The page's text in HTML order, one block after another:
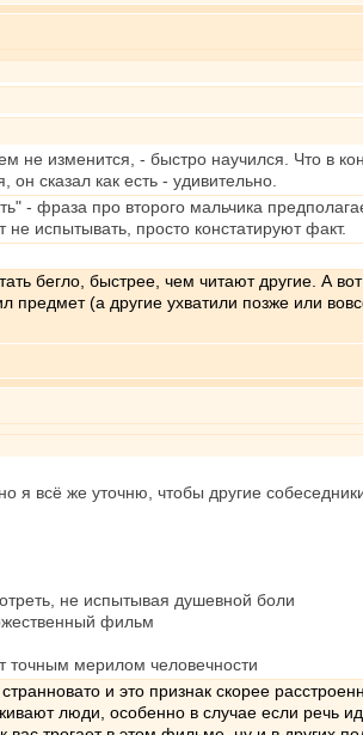
изменится, - быстро научился. Что в
сказал как есть - удивительно.
- фраза про второго мальчика
испытывать, просто констатируют факт.
бегло, быстрее, чем читают другие. А
предмет (а другие ухватили позже или
я всё же уточню, чтобы другие
не испытывая душевной боли
фильм
точным мерилом человечности
и это признак скорее
люди, особенно в случае если речь